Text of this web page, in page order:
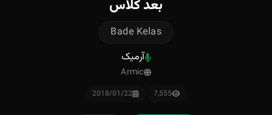
بعد کلاس
Bade Kelas
آرمیک
Armic
7,555
2018/01/22